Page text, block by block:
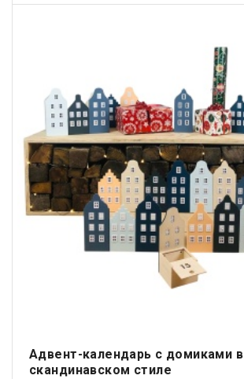
Адвент-календарь с домиками в
скандинавском стиле